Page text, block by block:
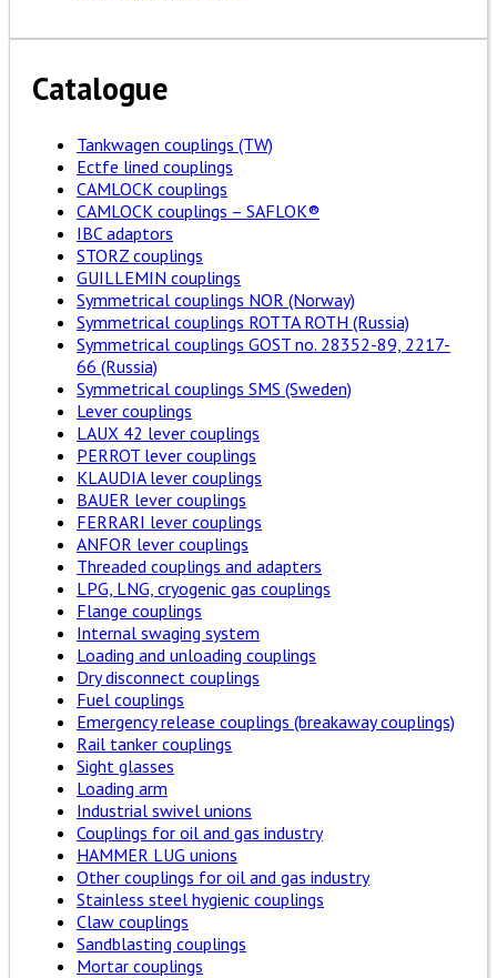
Catalogue
Tankwagen couplings (TW)
Ectfe lined couplings
CAMLOCK couplings
CAMLOCK couplings – SAFLOK®
IBC adaptors
STORZ couplings
GUILLEMIN couplings
Symmetrical couplings NOR (Norway)
Symmetrical couplings ROTTA ROTH (Russia)
Symmetrical couplings GOST no. 28352-89, 2217-
66 (Russia)
Symmetrical couplings SMS (Sweden)
Lever couplings
LAUX 42 lever couplings
PERROT lever couplings
KLAUDIA lever couplings
BAUER lever couplings
FERRARI lever couplings
ANFOR lever couplings
Threaded couplings and adapters
LPG, LNG, cryogenic gas couplings
Flange couplings
Internal swaging system
Loading and unloading couplings
Dry disconnect couplings
Fuel couplings
Emergency release couplings (breakaway couplings)
Rail tanker couplings
Sight glasses
Loading arm
Industrial swivel unions
Couplings for oil and gas industry
HAMMER LUG unions
Other couplings for oil and gas industry
Stainless steel hygienic couplings
Claw couplings
Sandblasting couplings
Mortar couplings